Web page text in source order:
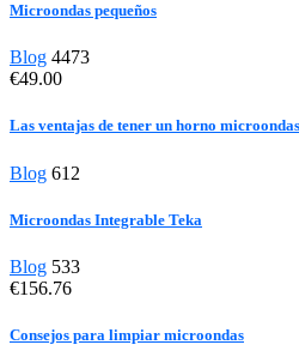
Microondas pequeños
Blog 4473
€49.00
Las ventajas de tener un horno
Blog 612
Microondas Integrable Teka
Blog 533
€156.76
Consejos para limpiar microondas